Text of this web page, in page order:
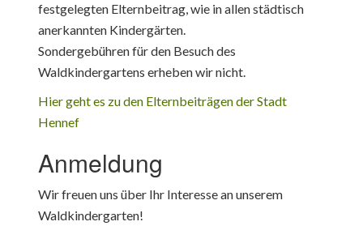
festgelegten Elternbeitrag, wie in allen städtisch
anerkannten Kindergärten.
Sondergebühren für den Besuch des
Waldkindergartens erheben wir nicht.
Hier geht es zu den Elternbeiträgen der Stadt
Hennef
Anmeldung
Wir freuen uns über Ihr Interesse an unserem
Waldkindergarten!